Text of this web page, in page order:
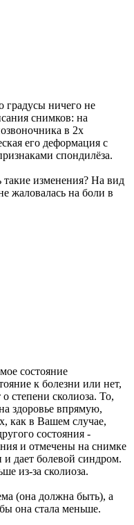
градусы ничего не
снимков: на
в 2х
его деформация с
спондилёза.
такие изменения? На вид
жаловалась на боли в
состояние
к болезни или нет,
степени сколиоза. То,
здоровье впрямую,
как в Вашем случае,
состояния -
и отмечены на снимке
дает болевой синдром.
из-за сколиоза.
(она должна быть), а
она стала меньше.